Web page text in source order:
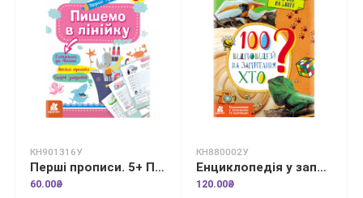
КН901316У
Перші прописи. 5+ Пишемо в лінійку
60.00₴
КН880002У
Енциклопедія у запитаннях та відповідях. 100 відповідей на запитання "ХТО"?
120.00₴